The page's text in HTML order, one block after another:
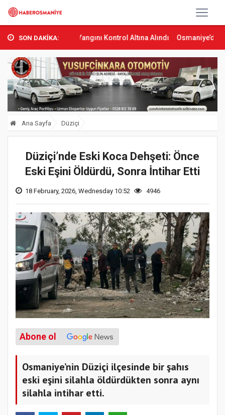
SON DAKİKA:
Orman Yangını Kontrol Altına Alındı Osmaniye’de Tren
Ana Sayfa Düziçi
Düziçi’nde Eski Koca Dehşeti: Önce
Eski Eşini Öldürdü, Sonra İntihar Etti
18 February, 2026, Wednesday 10:52 4946
Abone ol
Osmaniye’nin Düziçi ilçesinde bir şahıs
eski eşini silahla öldürdükten sonra aynı
silahla intihar etti.